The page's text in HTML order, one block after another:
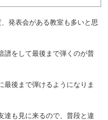
発表会がある教室も多いと思
譜をして最後まで弾くのが普
最後まで弾けるようになりま
達も見に来るので、普段と違